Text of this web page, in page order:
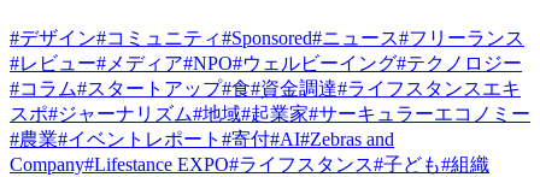
#デザイン#コミュニティ#Sponsored#ニュース#フリーランス
#レビュー# メディア#NPO#ウェルビーイング#テクノロジー
#コラム#スタートアップ#食#資金調達#ライフスタンスエキ
スポ#ジャーナリズム#地域#起業家#サーキュラーエコノミー
#農業#イベントレポート #寄付#AI#Zebras and
Company#Lifestance EXPO#ライフスタンス#子ども#組織